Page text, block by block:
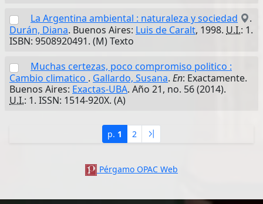
La Argentina ambiental : naturaleza y sociedad
.
Durán, Diana. Buenos Aires: Luis de Caralt, 1998. U.I.: 1.
ISBN: 9508920491. (M) Texto
Muchas certezas, poco compromiso politico :
Cambio climatico . Gallardo, Susana. En: Exactamente.
Buenos Aires: Exactas-UBA. Año 21, no. 56 (2014).
U.I.: 1. ISSN: 1514-920X. (A)
p. 1 2
Pérgamo OPAC Web